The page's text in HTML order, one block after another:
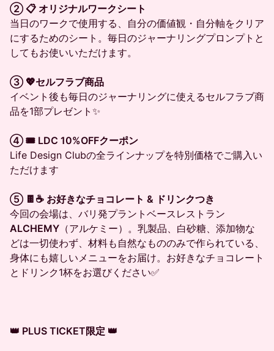
② 📋 オリジナルワークシート
当日のワークで使用する、自分の価値観・自分軸をクリア
にするためのシート。毎日のジャーナリングプロンプトと
してもお使いいただけます。
③ 💖セルフラブ商品
イベント後も毎日のジャーナリングに使えるセルフラブ商
品を1部プレゼント✨
④ 🎟 LDC 10%OFFクーポン
Life Design Clubの全ラインナップを特別価格でご購入い
ただけます
⑤ 🍫☕ お好きなチョコレート & ドリンクつき
今回の会場は、バリ発プラントベースレストラン
ALCHEMY （アルケミー）。乳製品、白砂糖、添加物な
どは一切使わず、材料も自然なもののみで作られている、
身体にも嬉しいメニューをお届け。お好きなチョコレート
とドリンク1杯をお選びください✅
👑 PLUS TICKET限定 👑